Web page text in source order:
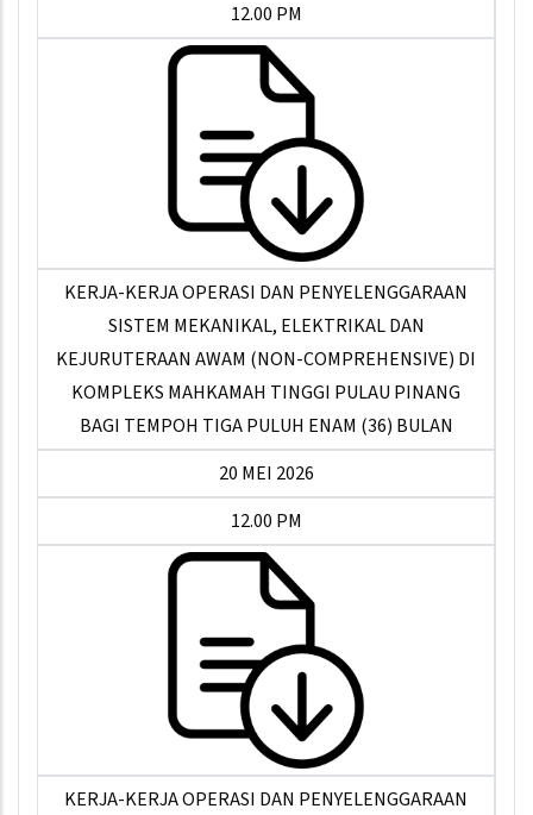
12.00 PM
KERJA-KERJA OPERASI DAN PENYELENGGARAAN
SISTEM MEKANIKAL, ELEKTRIKAL DAN
KEJURUTERAAN AWAM (NON-COMPREHENSIVE) DI
KOMPLEKS MAHKAMAH TINGGI PULAU PINANG
BAGI TEMPOH TIGA PULUH ENAM (36) BULAN
20 MEI 2026
12.00 PM
KERJA-KERJA OPERASI DAN PENYELENGGARAAN